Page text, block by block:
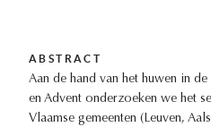
ABSTRACT
Aan de hand van het huwen in
en Advent onderzoeken we het
Vlaamse gemeenten (Leuven,